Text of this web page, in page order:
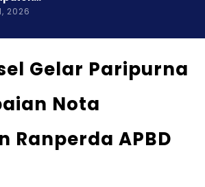
2026
Gelar Paripurna
Nota
Ranperda APBD